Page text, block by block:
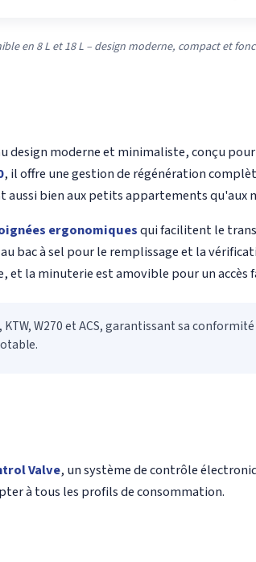
en 8 L et 18 L – design moderne, compact et
design moderne et minimaliste, conçu
, il offre une gestion de régénération
aussi bien aux petits appartements qu'aux
ergonomiquesqui facilitent le
bac à sel pour le remplissage et la
la minuterie est amovible pour un accès
KTW, W270 et ACS, garantissant sa
Valve, un système de contrôle
à tous les profils de consommation.